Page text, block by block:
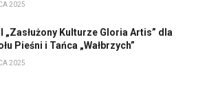
2025
„Zasłużony Kulturze Gloria Artis” dla
Pieśni i Tańca „Wałbrzych”
2025